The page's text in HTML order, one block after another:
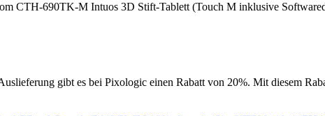
CTH-690TK-M Intuos 3D Stift-Tablett (Touch M inklusive
gibt es bei Pixologic einen Rabatt von 20%. Mit diesem